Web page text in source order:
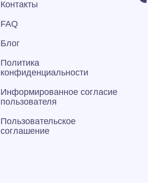
Контакты
FAQ
Блог
Политика
конфиденциальности
Информированное согласие
пользователя
Пользовательское
соглашение